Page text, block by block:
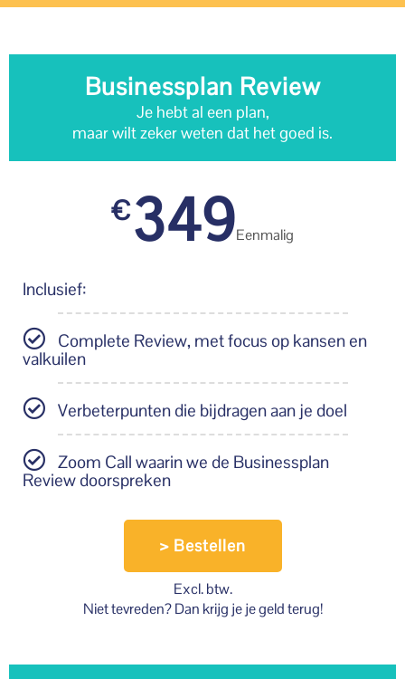
Businessplan Review
Je hebt al een plan,
maar wilt zeker weten dat het goed is.
€349Eenmalig
Inclusief:
Complete Review, met focus op kansen en
valkuilen
Verbeterpunten die bijdragen aan je doel
Zoom Call waarin we de Businessplan
Review doorspreken
> Bestellen
Excl. btw.
Niet tevreden? Dan krijg je je geld terug!